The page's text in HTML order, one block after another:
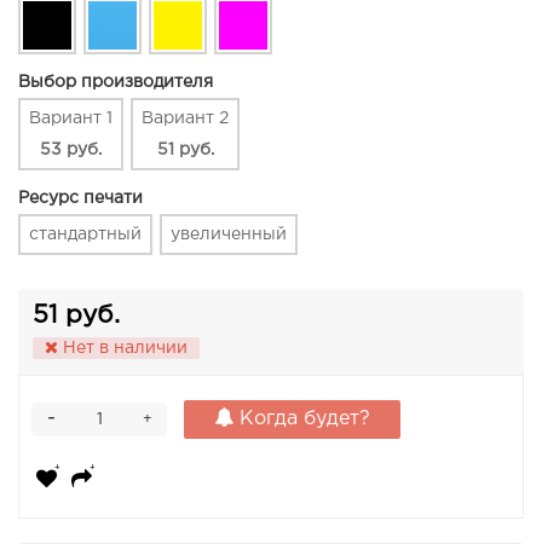
Выбор производителя
Вариант 1
53 руб.
Вариант 2
51 руб.
Ресурс печати
стандартный увеличенный
51 руб.
Нет в наличии
+
- Когда будет?